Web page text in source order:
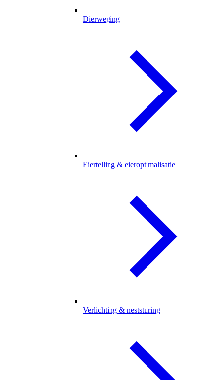
Dierweging
Eiertelling & eieroptimalisatie
Verlichting & neststuring